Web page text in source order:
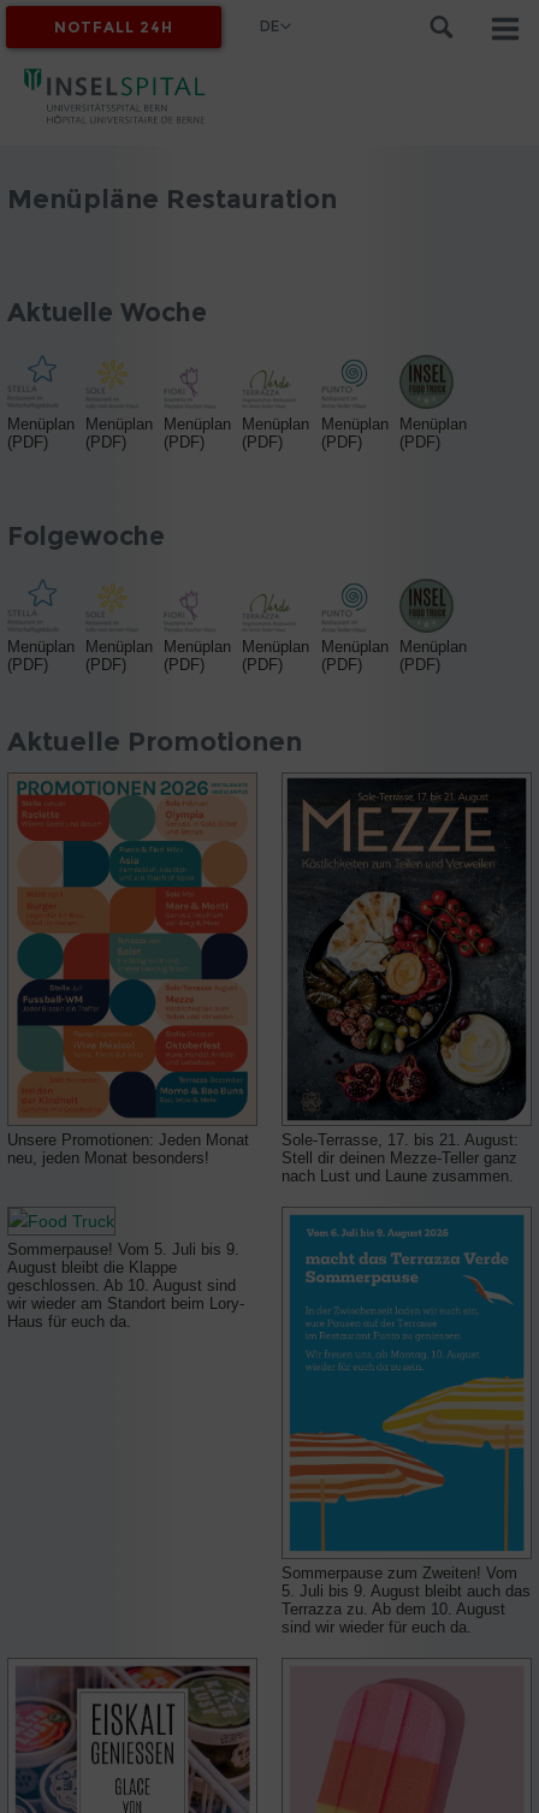
MYINSEL
NOTFALL 24H DE
Menüpläne Restauration
Aktuelle Woche
Menüplan
(PDF)
Menüplan
(PDF)
Menüplan
(PDF)
Menüplan
(PDF)
Menüplan
(PDF)
Menüplan
(PDF)
Folgewoche
Menüplan
(PDF)
Menüplan
(PDF)
Menüplan
(PDF)
Menüplan
(PDF)
Menüplan
(PDF)
Menüplan
(PDF)
Aktuelle Promotionen
Unsere Promotionen: Jeden Monat
neu, jeden Monat besonders!
Sole-Terrasse, 17. bis 21. August:
Stell dir deinen Mezze-Teller ganz
nach Lust und Laune zusammen.
Sommerpause! Vom 5. Juli bis 9.
August bleibt die Klappe
geschlossen. Ab 10. August sind
wir wieder am Standort beim Lory-
Haus für euch da.
Sommerpause zum Zweiten! Vom
5. Juli bis 9. August bleibt auch das
Terrazza zu. Ab dem 10. August
sind wir wieder für euch da.